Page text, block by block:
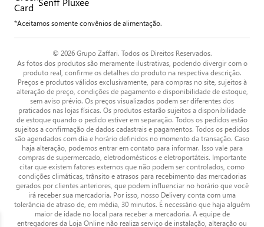
*Aceitamos somente convênios de alimentação.
© 2026 Grupo Zaffari. Todos os Direitos Reservados.
As fotos dos produtos são meramente ilustrativas, podendo divergir com o
produto real, confirme os detalhes do produto na respectiva descrição.
Preços e produtos válidos exclusivamente, para compras no site, sujeitos à
alteração de preço, condições de pagamento e disponibilidade de estoque,
sem aviso prévio. Os preços visualizados podem ser diferentes dos
praticados nas lojas físicas. Os produtos estarão sujeitos a disponibilidade
de estoque quando o pedido estiver em separação. Todos os pedidos estão
sujeitos a confirmação de dados cadastrais e pagamentos. Todos os pedidos
são agendados com dia e horário definidos no momento da transação. Caso
haja alteração, podemos entrar em contato para informar. Isso vale para
compras de supermercado, eletrodomésticos e eletroportáteis. Importante
citar que existem fatores externos que não podem ser controlados, como
condições climáticas, trânsito e atrasos para recebimento das mercadorias
gerados por clientes anteriores, que podem influenciar no horário que você
irá receber sua mercadoria. Por isso, nosso Delivery conta com uma
tolerância de atraso de, em média, 30 minutos. É necessário que haja alguém
maior de idade no local para receber a mercadoria. A equipe de
entregadores da Loja Online não realiza serviço de instalação, alteração ou